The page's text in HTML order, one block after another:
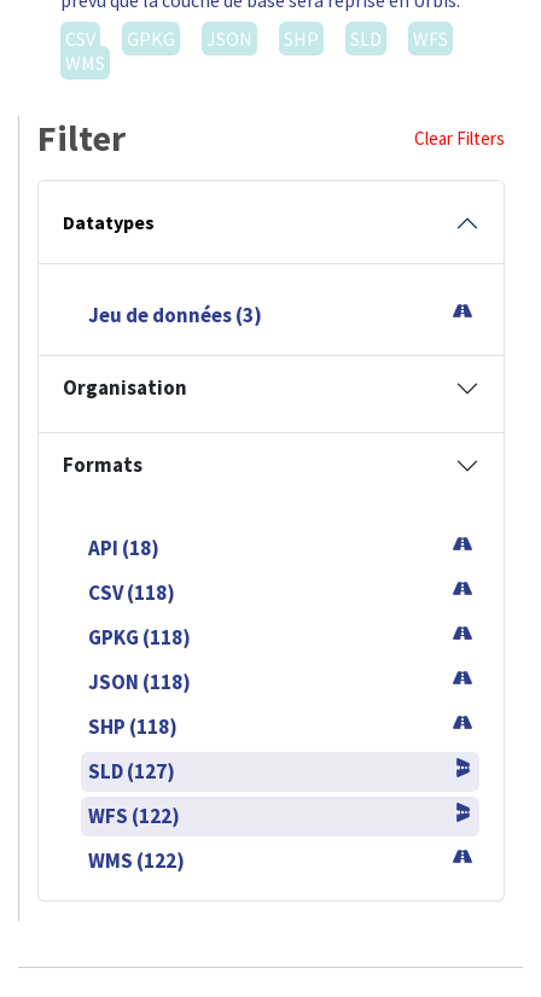
CSV
GPKG JSON SHP SLD
WFS
WMS
Filter Clear Filters
Datatypes
Jeu de données (3)
Organisation
Formats
API (18)
CSV (118)
GPKG (118)
JSON (118)
SHP (118)
SLD (127)
WFS (122)
WMS (122)